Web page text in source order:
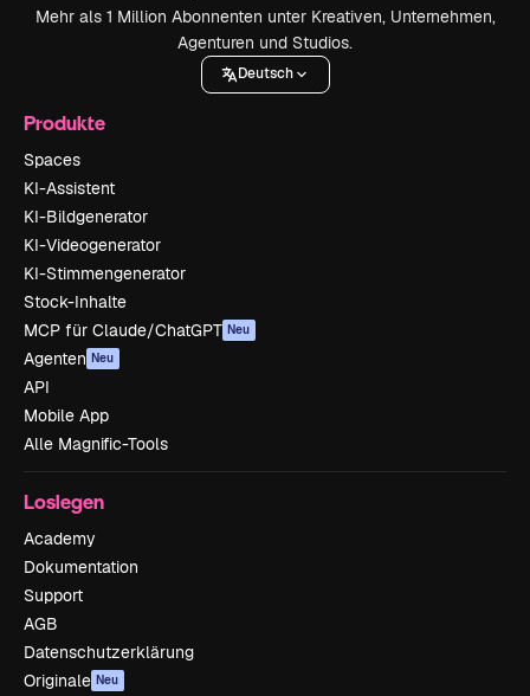
Mehr als 1 Million Abonnenten unter Kreativen, Unternehmen,
Agenturen und Studios.
Deutsch
Produkte
Spaces
KI-Assistent
KI-Bildgenerator
KI-Videogenerator
KI-Stimmengenerator
Stock-Inhalte
MCP für Claude/ChatGPT Neu
Agenten Neu
API
Mobile App
Alle Magnific-Tools
Loslegen
Academy
Dokumentation
Support
AGB
Datenschutzerklärung
Originale Neu